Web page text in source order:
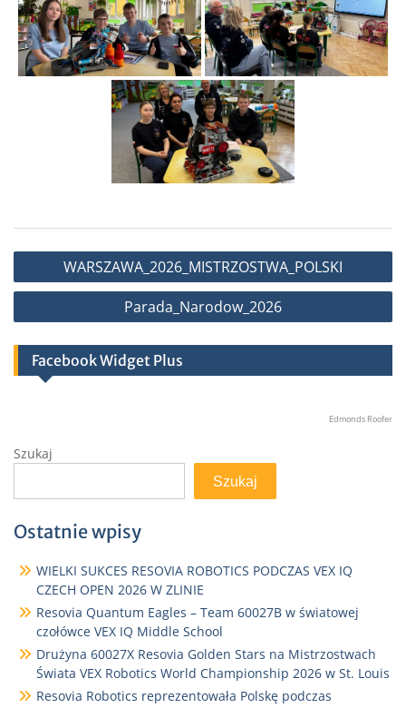
Nawigacja
wpisu
WARSZAWA_2026_MISTRZOSTWA_POLSKI
Parada_Narodow_2026
Facebook Widget Plus
Edmonds Roofer
Szukaj
Szukaj
Ostatnie wpisy
WIELKI SUKCES RESOVIA ROBOTICS PODCZAS VEX IQ
CZECH OPEN 2026 W ZLINIE
Resovia Quantum Eagles – Team 60027B w światowej
czołówce VEX IQ Middle School
Drużyna 60027X Resovia Golden Stars na Mistrzostwach
Świata VEX Robotics World Championship 2026 w St. Louis
Resovia Robotics reprezentowała Polskę podczas